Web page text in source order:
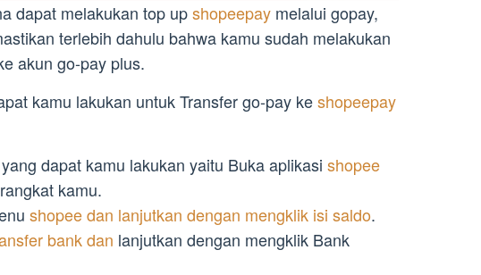
dapat melakukan top upshopeepay melalui gopay,
terlebih dahulu bahwa kamu sudah melakukan
akun go-pay plus.
kamu lakukan untuk Transfer go-pay keshopeepay
dapat kamu lakukan yaitu Buka aplikasi shopee
kamu.
shopee dan lanjutkan dengan mengklik isi saldo.
bank dan lanjutkan dengan mengklik Bank